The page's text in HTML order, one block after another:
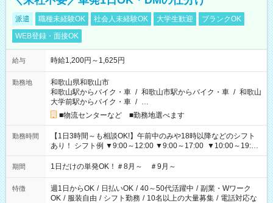
派遣 職種未経験OK 社会人未経験OK 大学生歓迎
ブランクOK
WEB登録・面接OK
給与 時給1,200円～1,625円
勤務地
和歌山県和歌山市
和歌山駅からバイク・車 / 和歌山市駅からバイク・車 / 和歌山
大学前駅からバイク・車 / …
■物流センターなど ■勤務地選べます
勤務時間
【1日3時間～も相談OK!】午前中のみや18時以降などのシフト
あり！ シフト例 ▼9:00～12:00 ▼9:00～17:00 ▼10:00～19:00
▼18:00～21:00
期間 1日だけの単発OK！＃8月～ ＃9月～
特徴 週1日からOK / 日払いOK / 40～50代活躍中 / 副業・Wワーク
OK / 服装自由 / シフト勤務 / 10名以上の大量募集 / 電話対応な